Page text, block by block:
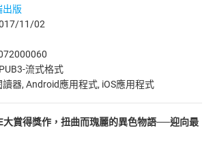
出版
11/02
流式格式
器, Android應用程式, iOS應用程式
賞得獎作，扭曲而瑰麗的異色物語──迎向最